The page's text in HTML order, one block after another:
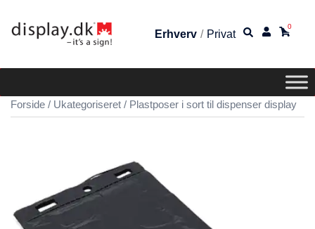
Erhverv / Privat
0
Forside / Ukategoriseret / Plastposer i sort til dispenser display